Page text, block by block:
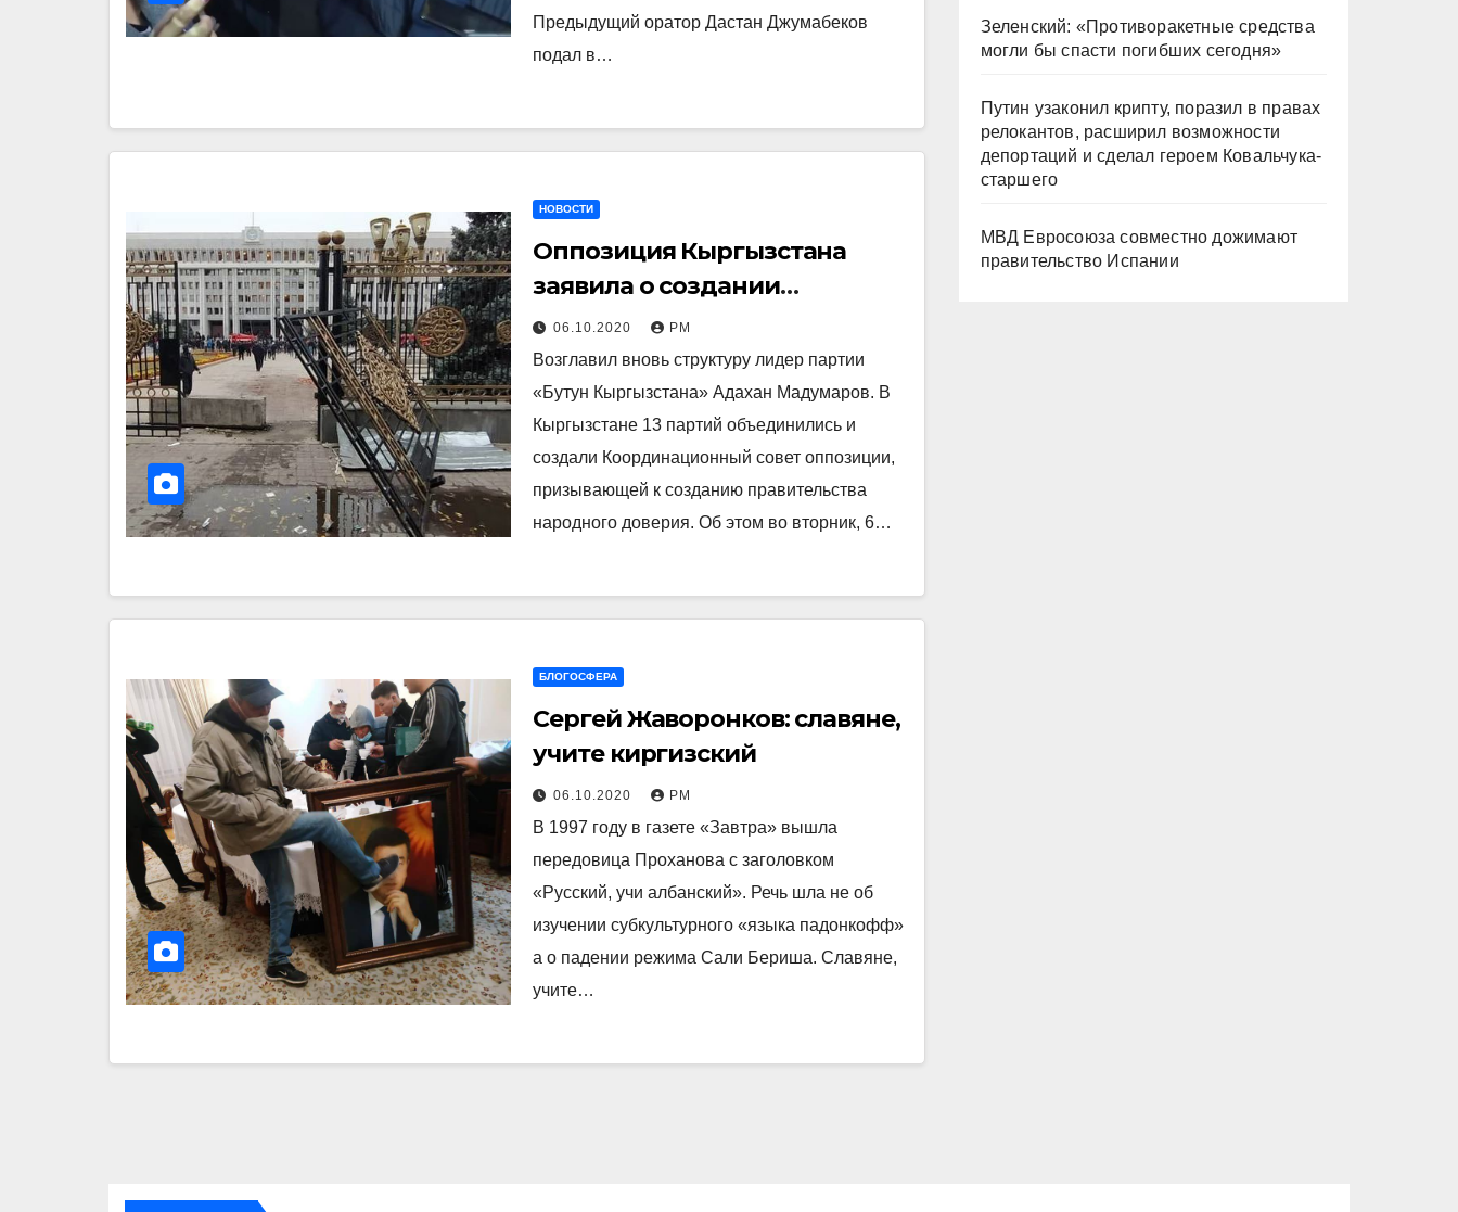
Предыдущий оратор Дастан Джумабеков
подал в…
НОВОСТИ
Оппозиция Кыргызстана
заявила о создании
Координационного совета
06.10.2020 РМ
Возглавил вновь структуру лидер партии
«Бутун Кыргызстана» Адахан Мадумаров. В
Кыргызстане 13 партий объединились и
создали Координационный совет оппозиции,
призывающей к созданию правительства
народного доверия. Об этом во вторник, 6…
БЛОГОСФЕРА
Сергей Жаворонков: славяне,
учите киргизский
06.10.2020 РМ
В 1997 году в газете «Завтра» вышла
передовица Проханова с заголовком
«Русский, учи албанский». Речь шла не об
изучении субкультурного «языка падонкофф»
а о падении режима Сали Бериша. Славяне,
учите…
Зеленский: «Противоракетные средства
могли бы спасти погибших сегодня»
Путин узаконил крипту, поразил в правах
релокантов, расширил возможности
депортаций и сделал героем Ковальчука-
старшего
МВД Евросоюза совместно дожимают
правительство Испании